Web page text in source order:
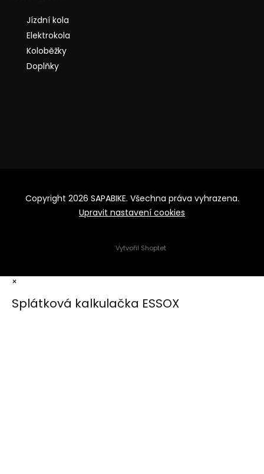
Jízdní kola
Elektrokola
Koloběžky
Doplňky
Vytvořil Shoptet
Copyright 2026 SAPABIKE. Všechna práva vyhrazena.
Upravit nastavení cookies
×
Splátková kalkulačka ESSOX